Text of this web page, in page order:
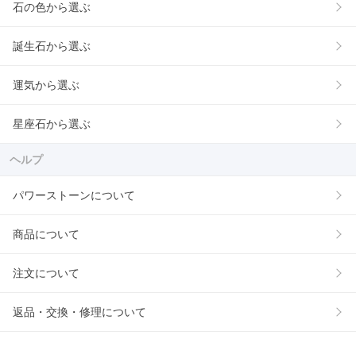
石の色から選ぶ
誕生石から選ぶ
運気から選ぶ
星座石から選ぶ
ヘルプ
パワーストーンについて
商品について
注文について
返品・交換・修理について